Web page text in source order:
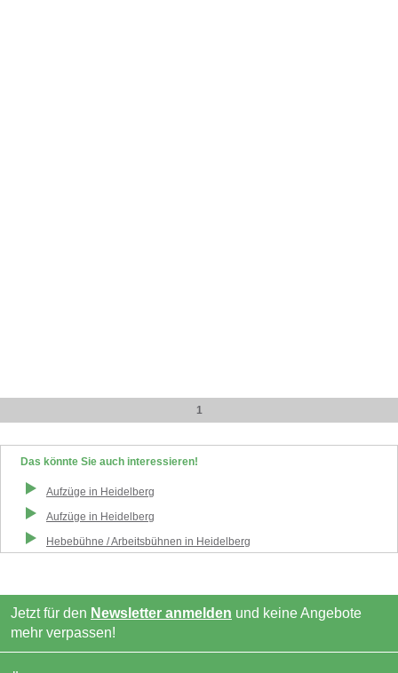
1
Das könnte Sie auch interessieren!
Aufzüge in Heidelberg
Aufzüge in Heidelberg
Hebebühne / Arbeitsbühnen in Heidelberg
Jetzt für den Newsletter anmelden und keine Angebote
mehr verpassen!